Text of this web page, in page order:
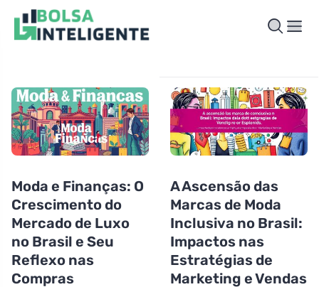
Moda e Finanças: O
Crescimento do
Mercado de Luxo
no Brasil e Seu
Reflexo nas
Compras
A Ascensão das
Marcas de Moda
Inclusiva no Brasil:
Impactos nas
Estratégias de
Marketing e Vendas